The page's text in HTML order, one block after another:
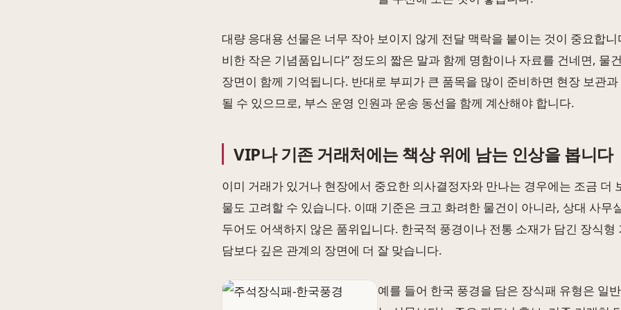
대량 응대용 선물은 너무 작아 보이지 않게 전달 맥락을 붙이는 것이 중요합니
비한 작은 기념품입니다” 정도의 짧은 말과 함께 명함이나 자료를 건네면, 물
장면이 함께 기억됩니다. 반대로 부피가 큰 품목을 많이 준비하면 현장 보관
될 수 있으므로, 부스 운영 인원과 운송 동선을 함께 계산해야 합니다.
VIP나 기존 거래처에는 책상 위에 남는 인상을 봅니다
이미 거래가 있거나 현장에서 중요한 의사결정자와 만나는 경우에는 조금 더
물도 고려할 수 있습니다. 이때 기준은 크고 화려한 물건이 아니라, 상대 사무
두어도 어색하지 않은 품위입니다. 한국적 풍경이나 전통 소재가 담긴 장식형
담보다 깊은 관계의 장면에 더 잘 맞습니다.
예를 들어 한국 풍경을 담은 장식패 유형은 일